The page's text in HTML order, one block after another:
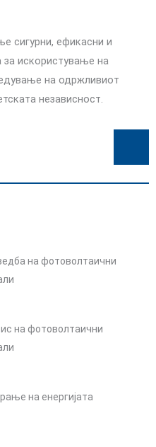
сигурни, ефикасни и
за искористување на
на одржливиот
независност.
на фотоволтаични
на фотоволтаични
на енергијата